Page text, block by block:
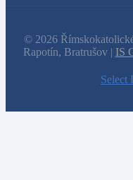
© 2026
Rapotín, Bratrušov | IS
Select